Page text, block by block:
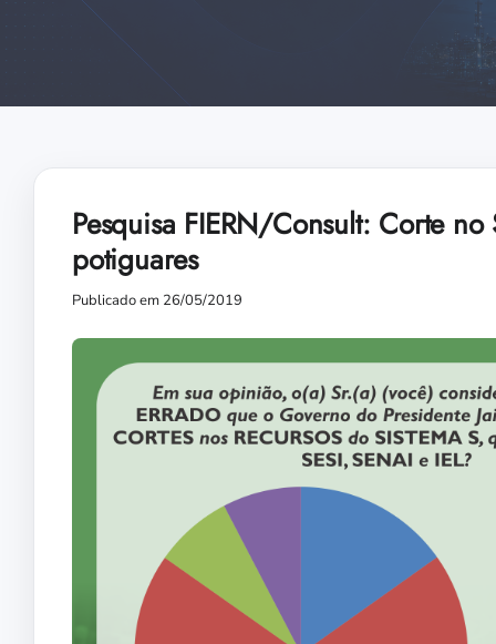
Pesquisa FIERN/Consult: Corte
potiguares
Publicado em 26/05/2019